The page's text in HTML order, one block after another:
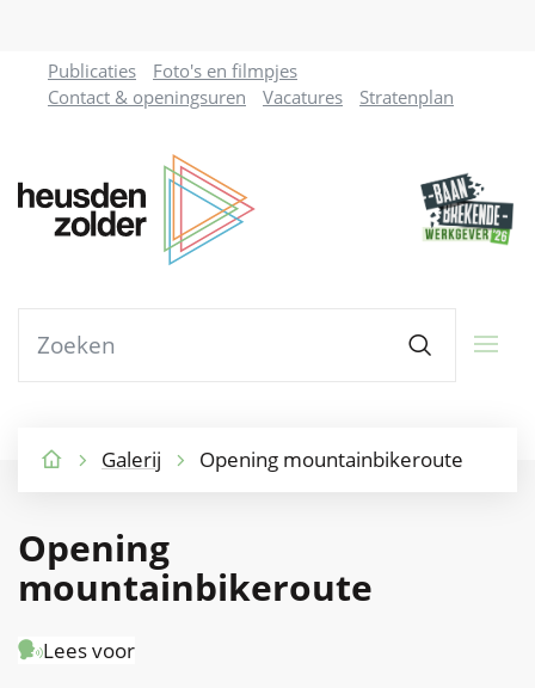
Naar
inhoud
Heusden-
Zolder
kunnen
Zoeken
Publicaties
Foto's en filmpjes
Contact & openingsuren
Vacatures Stratenplan
Galerij Opening mountainbikeroute
Opening
mountainbikeroute
Lees voor